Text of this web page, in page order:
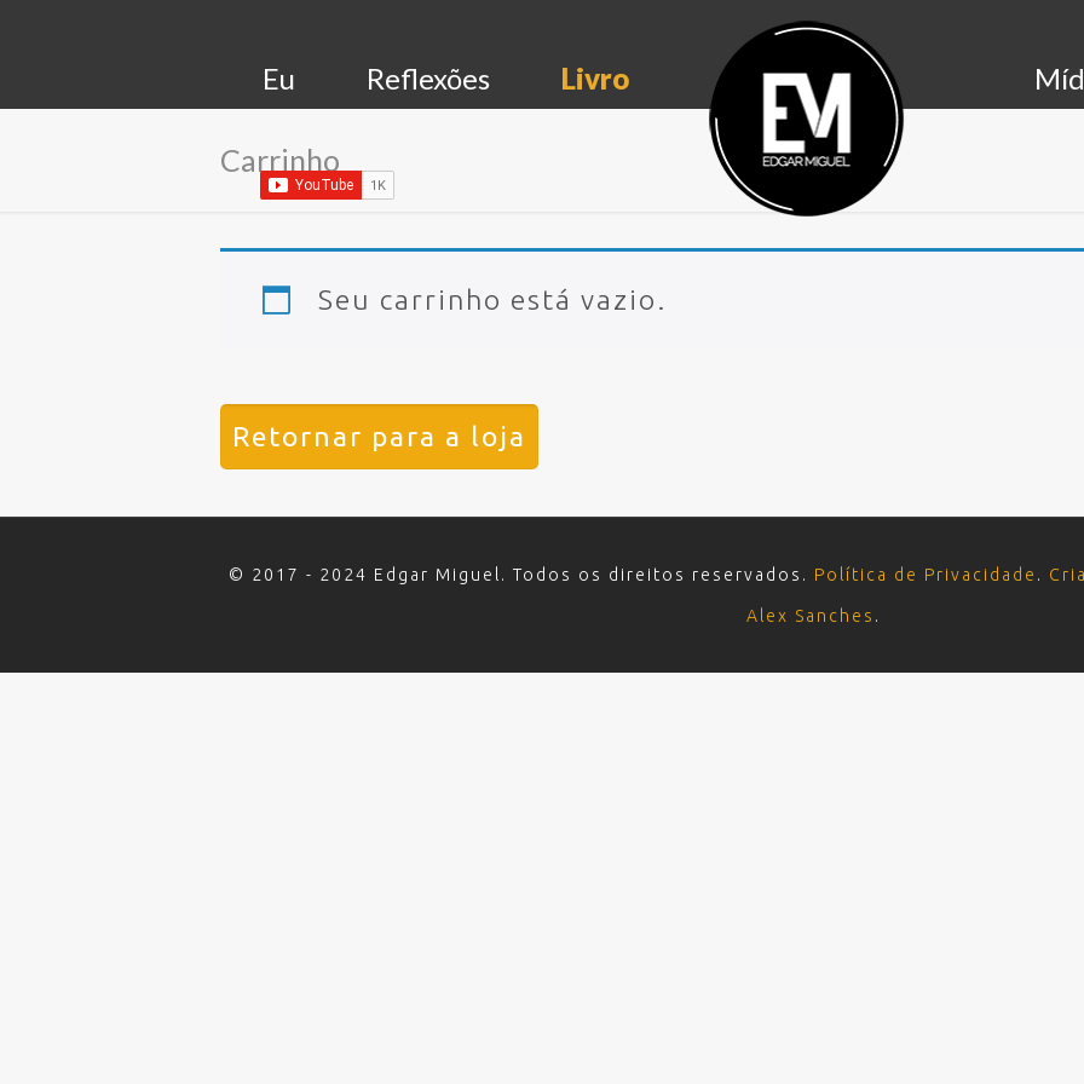
Eu Reflexões Livro
Carrinho
Seu carrinho está vazio.
Retornar para a loja
© 2017 - 2024 Edgar Miguel. Todos os direitos reservados. Política de Privacidade .
Alex Sanches .